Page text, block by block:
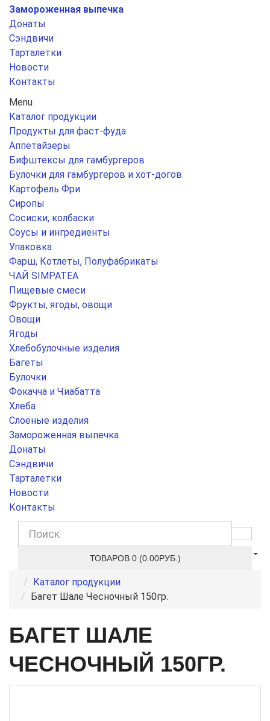
Замороженная выпечка
Донаты
Сэндвичи
Тарталетки
Новости
Контакты
Menu
Каталог продукции
Продукты для фаст-фуда
Аппетайзеры
Бифштексы для гамбургеров
Булочки для гамбургеров и хот-догов
Картофель Фри
Сиропы
Сосиски, колбаски
Соусы и ингредиенты
Упаковка
Фарш, Котлеты, Полуфабрикаты
ЧАЙ SIMPATEA
Пищевые смеси
Фрукты, ягоды, овощи
Овощи
Ягоды
Хлебобулочные изделия
Багеты
Булочки
Фокачча и Чиабатта
Хлеба
Слоёные изделия
Замороженная выпечка
Донаты
Сэндвичи
Тарталетки
Новости
Контакты
ТОВАРОВ 0 (0.00РУБ.)
Каталог продукции
Багет Шале Чесночный 150гр.
БАГЕТ ШАЛЕ
ЧЕСНОЧНЫЙ 150ГР.